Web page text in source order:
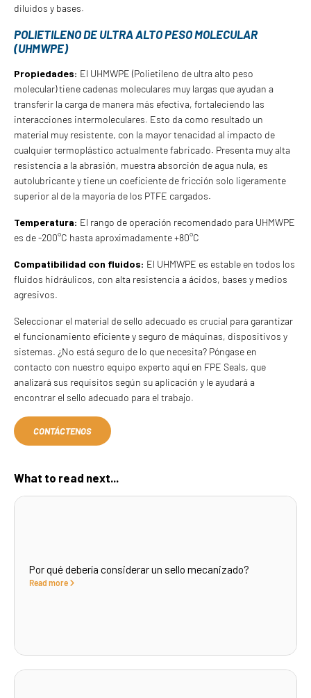
diluidos y bases.
POLIETILENO DE ULTRA ALTO PESO MOLECULAR
(UHMWPE)
Propiedades: El UHMWPE (Polietileno de ultra alto peso
molecular) tiene cadenas moleculares muy largas que ayudan a
transferir la carga de manera más efectiva, fortaleciendo las
interacciones intermoleculares. Esto da como resultado un
material muy resistente, con la mayor tenacidad al impacto de
cualquier termoplástico actualmente fabricado. Presenta muy alta
resistencia a la abrasión, muestra absorción de agua nula, es
autolubricante y tiene un coeficiente de fricción solo ligeramente
superior al de la mayoría de los PTFE cargados.
Temperatura: El rango de operación recomendado para UHMWPE
es de -200°C hasta aproximadamente +80°C
Compatibilidad con fluidos: El UHMWPE es estable en todos los
fluidos hidráulicos, con alta resistencia a ácidos, bases y medios
agresivos.
Seleccionar el material de sello adecuado es crucial para garantizar
el funcionamiento eficiente y seguro de máquinas, dispositivos y
sistemas. ¿No está seguro de lo que necesita? Póngase en
contacto con nuestro equipo experto aquí en FPE Seals, que
analizará sus requisitos según su aplicación y le ayudará a
encontrar el sello adecuado para el trabajo.
CONTÁCTENOS
What to read next...
Por qué debería considerar un sello mecanizado?
Read more